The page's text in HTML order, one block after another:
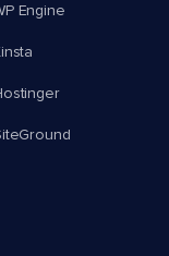
Engine